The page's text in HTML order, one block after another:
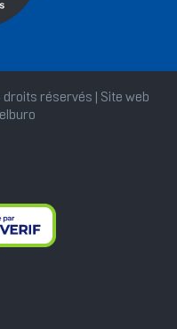
réservés | Site web